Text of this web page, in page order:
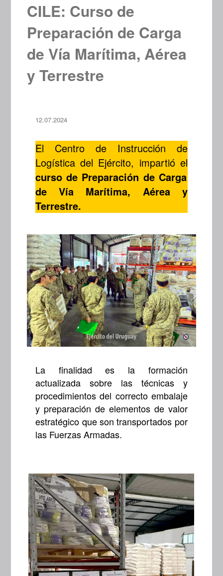
CILE: Curso de
Preparación de Carga
de Vía Marítima, Aérea
y Terrestre
12.07.2024
El Centro de Instrucción de
Logística del Ejército, impartió el
curso de Preparación de Carga
de Vía Marítima, Aérea y
Terrestre.
La finalidad es la formación
actualizada sobre las técnicas y
procedimientos del correcto embalaje
y preparación de elementos de valor
estratégico que son transportados por
las Fuerzas Armadas.